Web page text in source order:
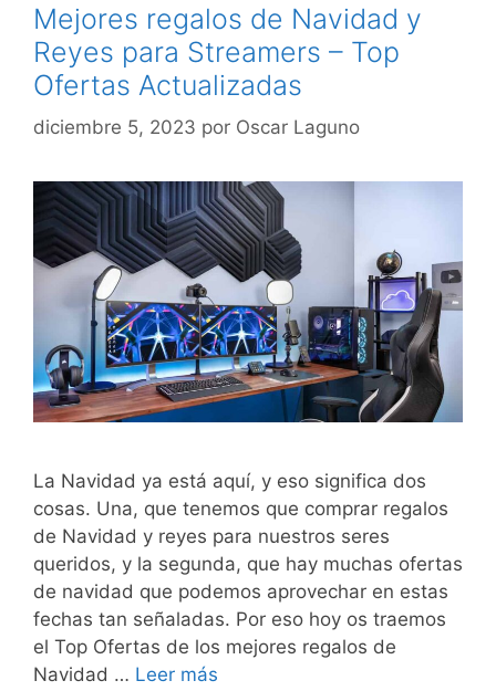
Mejores regalos de Navidad y
Reyes para Streamers – Top
Ofertas Actualizadas
diciembre 5, 2023 por Oscar Laguno
La Navidad ya está aquí, y eso significa dos
cosas. Una, que tenemos que comprar regalos
de Navidad y reyes para nuestros seres
queridos, y la segunda, que hay muchas ofertas
de navidad que podemos aprovechar en estas
fechas tan señaladas. Por eso hoy os traemos
el Top Ofertas de los mejores regalos de
Navidad … Leer más